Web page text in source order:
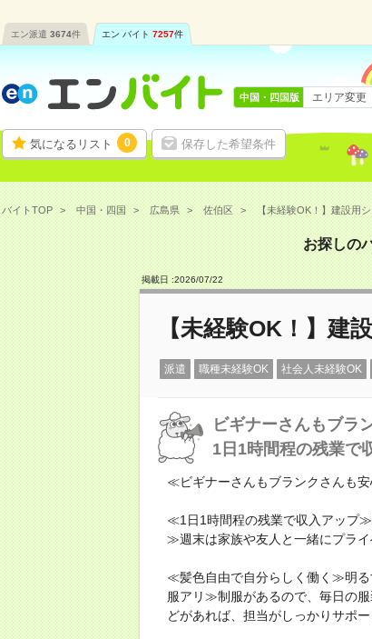
エン派遣 3674件 エン バイト 7257件
気になるリスト 0 保存した希望条件
中国・四国版 エリア変更
バイトTOP 中国・四国 広島県 佐伯区 【未経験OK！】建設用
お探しの
掲載日 :2026/07/22
【未経験OK！】建
派遣 職種未経験OK 社会人未経験OK
ビギナーさんもブラ
1日1時間程の残業で
≪ビギナーさんもブランクさんも
≪1日1時間程の残業で収入アップ
≫週末は家族や友人と一緒にプライ
≪髪色自由で自分らしく働く≫明
服アリ≫制服があるので、毎日の
どがあれば、担当がしっかりサポー